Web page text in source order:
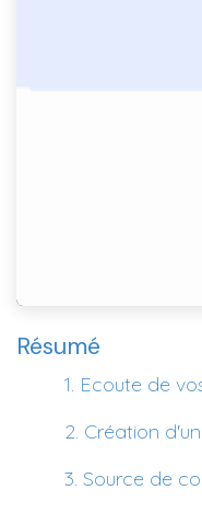
Résumé
​1. Ecoute de
​2. Création
​3. Source de